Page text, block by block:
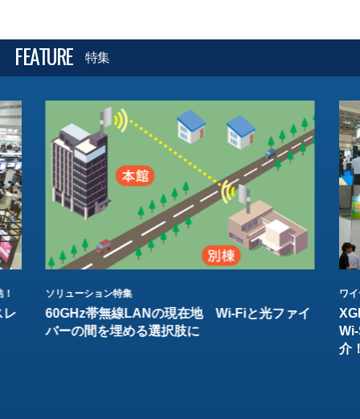
FEATURE 特集
レ
ソリューション特集
60GHz帯無線LANの現在地 Wi-Fiと光ファイ
バーの間を埋める選択肢に
ワ
介